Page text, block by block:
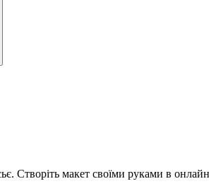
Створіть макет своїми руками в